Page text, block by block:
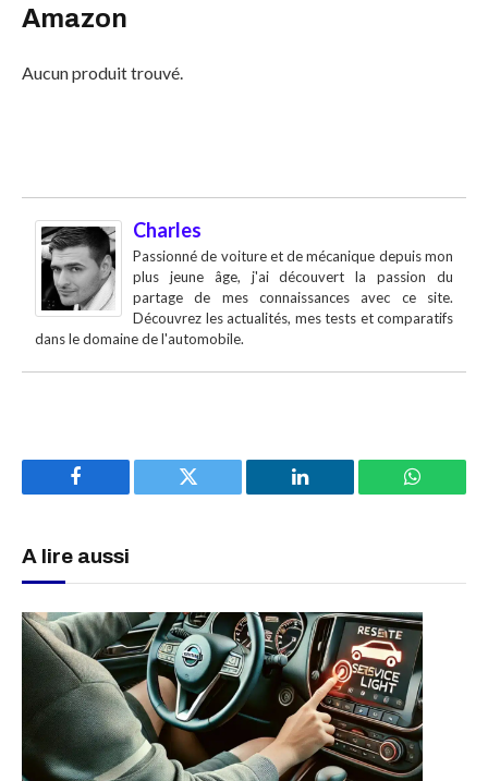
Amazon
Aucun produit trouvé.
Charles
Passionné de voiture et de mécanique depuis mon
plus jeune âge, j'ai découvert la passion du
partage de mes connaissances avec ce site.
Découvrez les actualités, mes tests et comparatifs
dans le domaine de l'automobile.
Facebook Twitter LinkedIn
A lire aussi